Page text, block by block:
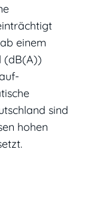
einem
(dB(A))
sind
hohen